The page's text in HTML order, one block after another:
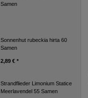
Samen
Sonnenhut rubeckia hirta 60
Samen
2,89 € *
Strandflieder Limonium Statice
Meerlavendel 55 Samen